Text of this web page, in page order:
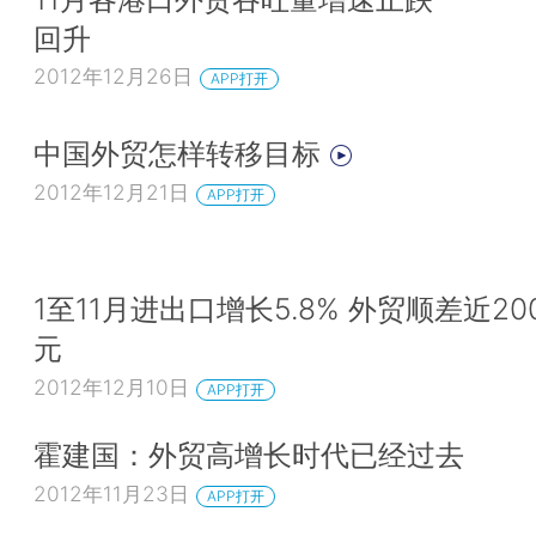
回升
2012年12月26日 APP打开
中国外贸怎样转移目标
2012年12月21日 APP打开
1至11月进出口增长5.8% 外贸顺差近
元
2012年12月10日 APP打开
霍建国：外贸高增长时代已经过去
2012年11月23日 APP打开